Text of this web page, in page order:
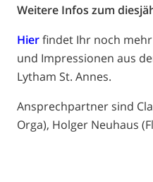
Weitere Infos zum
Hierfindet Ihr noch
und Impressionen aus
Lytham St. Annes.
Ansprechpartner sind
Orga), Holger Neuhaus